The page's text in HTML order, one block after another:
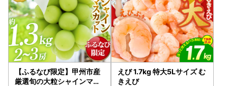
【ふるなび限定】甲州市産
厳選旬の大粒シャインマス
えび 1.7kg 特大5Lサイズ む
きえび